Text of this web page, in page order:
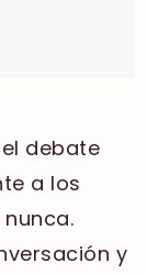
debate
a los
y